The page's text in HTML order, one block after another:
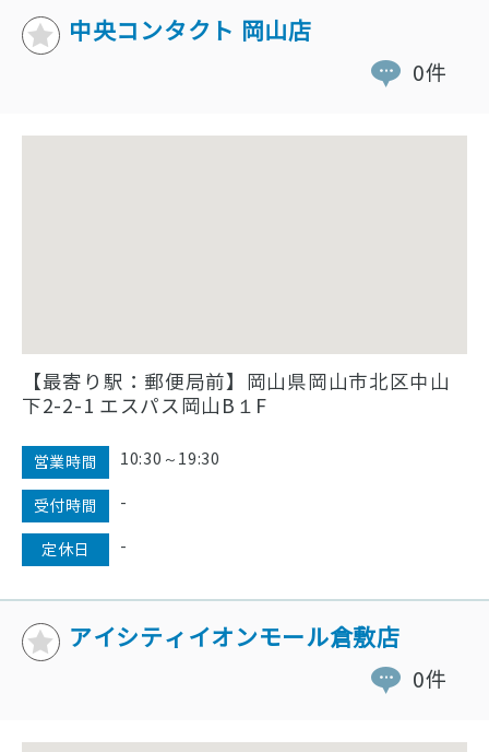
中央コンタクト 岡山店
0件
【最寄り駅：郵便局前】岡山県岡山市北区中山
下2-2-1 エスパス岡山B１F
営業時間 10:30～19:30
受付時間 -
定休日 -
アイシティイオンモール倉敷店
0件